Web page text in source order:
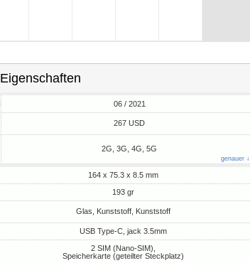
Eigenschaften
06 / 2021
267 USD
2G, 3G, 4G, 5G
genauer ↓
164 x 75.3 x 8.5 mm
193 gr
Glas, Kunststoff, Kunststoff
USB Type-C, jack 3.5mm
2 SIM (Nano-SIM),
Speicherkarte (geteilter Steckplatz)